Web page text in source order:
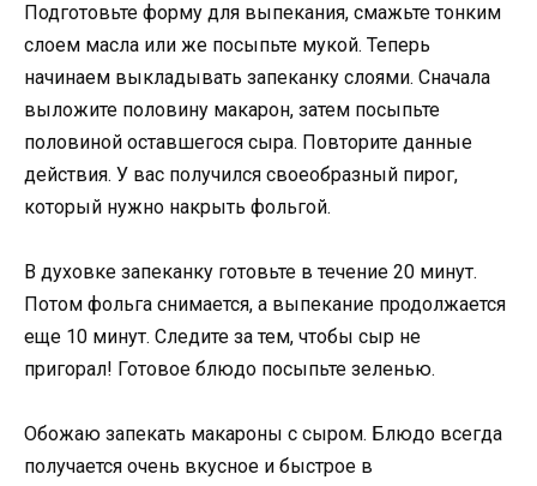
Подготовьте форму для выпекания, смажьте тонким
слоем масла или же посыпьте мукой. Теперь
начинаем выкладывать запеканку слоями. Сначала
выложите половину макарон, затем посыпьте
половиной оставшегося сыра. Повторите данные
действия. У вас получился своеобразный пирог,
который нужно накрыть фольгой.
В духовке запеканку готовьте в течение 20 минут.
Потом фольга снимается, а выпекание продолжается
еще 10 минут. Следите за тем, чтобы сыр не
пригорал! Готовое блюдо посыпьте зеленью.
Обожаю запекать макароны с сыром. Блюдо всегда
получается очень вкусное и быстрое в